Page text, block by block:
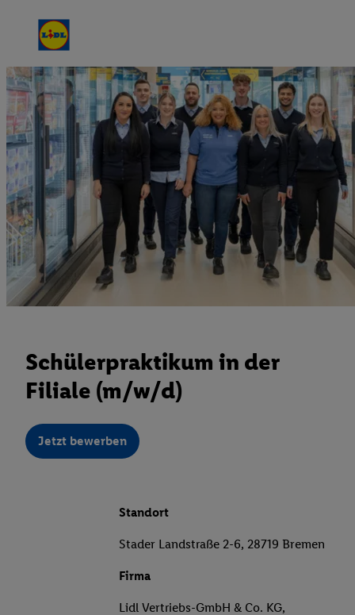
Schülerpraktikum in der
Filiale (m/w/d)
Jetzt bewerben
Standort
Stader Landstraße 2-6, 28719 Bremen
Firma
Lidl Vertriebs-GmbH & Co. KG,